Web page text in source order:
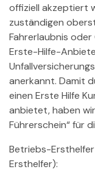
offiziell akzeptiert
zuständigen
Fahrerlaubnis
Erste-Hilfe-
anerkannt. Damit
einen Erste Hilfe
anbietet, haben
Führerschein“ für
Betriebs-
Ersthelfer):